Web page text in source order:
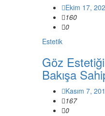
Ekim 17,
160
0
Estetik
Göz
Bakışa
Kasım 7,
167
0